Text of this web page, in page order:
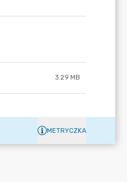
3.29 MB
METRYCZKA